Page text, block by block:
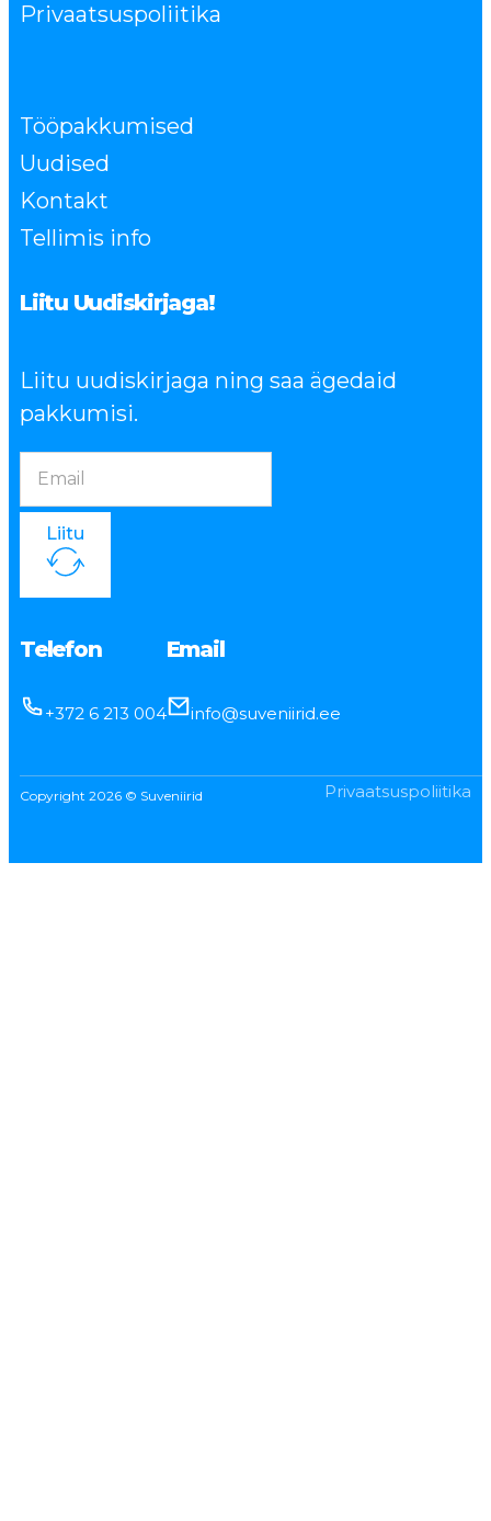
Privaatsuspoliitika
Tööpakkumised
Uudised
Kontakt
Tellimis info
Liitu Uudiskirjaga!
Liitu uudiskirjaga ning saa ägedaid
pakkumisi.
Liitu
Telefon
+372 6 213 004
Email
info@suveniirid.ee
Copyright 2026 © Suveniirid Privaatsuspoliitika